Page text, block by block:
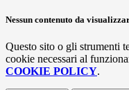
Nessun contenuto da
Questo sito o gli strumenti
cookie necessari al
COOKIE POLICY.